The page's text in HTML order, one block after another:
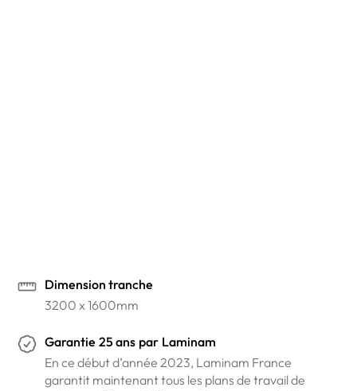
Dimension tranche
3200 x 1600mm
Garantie 25 ans par Laminam
En ce début d’année 2023, Laminam France
garantit maintenant tous les plans de travail de